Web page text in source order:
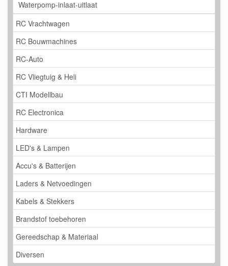
Waterpomp-inlaat-uitlaat
RC Vrachtwagen
RC Bouwmachines
RC-Auto
RC Vliegtuig & Heli
CTI Modellbau
RC Electronica
Hardware
LED's & Lampen
Accu's & Batterijen
Laders & Netvoedingen
Kabels & Stekkers
Brandstof toebehoren
Gereedschap & Materiaal
Diversen